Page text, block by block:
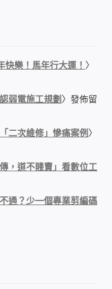
開保全
樂！馬年行大運！ 〉
弱電施工規劃〉發佈留
二次維修」慘痛案例〉
，道不賤賣」看數位工
通？少一個專業剪編碼